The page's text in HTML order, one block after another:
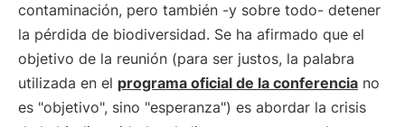
contaminación, pero también -y sobre todo- detener
la pérdida de biodiversidad. Se ha afirmado que el
objetivo de la reunión (para ser justos, la palabra
utilizada en el programa oficial de la conferencia no
es "objetivo", sino "esperanza") es abordar la crisis